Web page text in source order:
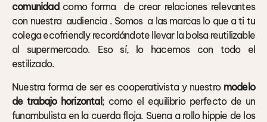
comunidad como forma de crear relaciones relevantes
con nuestra audiencia . Somos a las marcas lo que a ti tu
colega ecofriendly recordándote llevar la bolsa reutilizable
al supermercado. Eso sí, lo hacemos con todo el
estilizado.
Nuestra forma de ser es cooperativista y nuestro modelo
de trabajo horizontal; como el equilibrio perfecto de un
funambulista en la cuerda floja. Suena a rollo hippie de los